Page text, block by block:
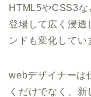
HTML5やCSS3
登場して広く浸透
ンドも変化してい
webデザイナーは
くだけでなく、